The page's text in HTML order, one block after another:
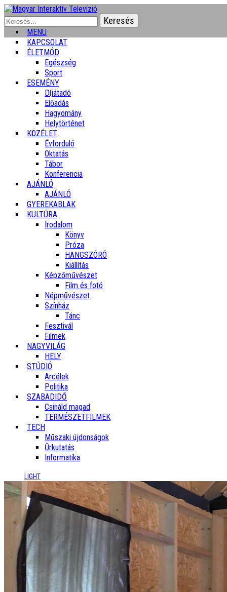
Keresés:
MENU
KAPCSOLAT
ÉLETMÓD
Egészség
Sport
ESEMÉNY
Díjátadó
Előadás
Hagyomány
Helytörténet
KÖZÉLET
Évforduló
Oktatás
Tábor
Konferencia
AJÁNLÓ
AJÁNLÓ
GYEREKABLAK
KULTÚRA
Irodalom
Könyv
Próza
HANGSZÓRÓ
Kiállítás
Képzőművészet
Film és fotó
Népművészet
Színház
Tánc
Fesztivál
Filmek
NAGYVILÁG
HELY
STÚDIÓ
Arcélek
Politika
SZABADIDŐ
Csináld magad
TERMÉSZETFILMEK
TECH
Műszaki újdonságok
Űrkutatás
Informatika
LIGHT